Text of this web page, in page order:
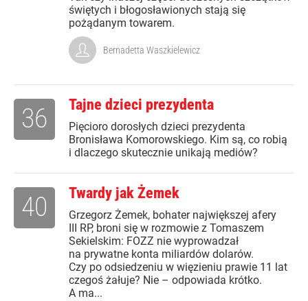
świętych i błogosławionych stają się
pożądanym towarem.
Bernadetta Waszkielewicz
Tajne dzieci prezydenta
Pięcioro dorosłych dzieci prezydenta
Bronisława Komorowskiego. Kim są, co robią
i dlaczego skutecznie unikają mediów?
36
Twardy jak Żemek
Grzegorz Żemek, bohater największej afery
III RP, broni się w rozmowie z Tomaszem
Sekielskim: FOZZ nie wyprowadzał
na prywatne konta miliardów dolarów.
Czy po odsiedzeniu w więzieniu prawie 11 lat
czegoś żałuje? Nie – odpowiada krótko.
A ma...
40